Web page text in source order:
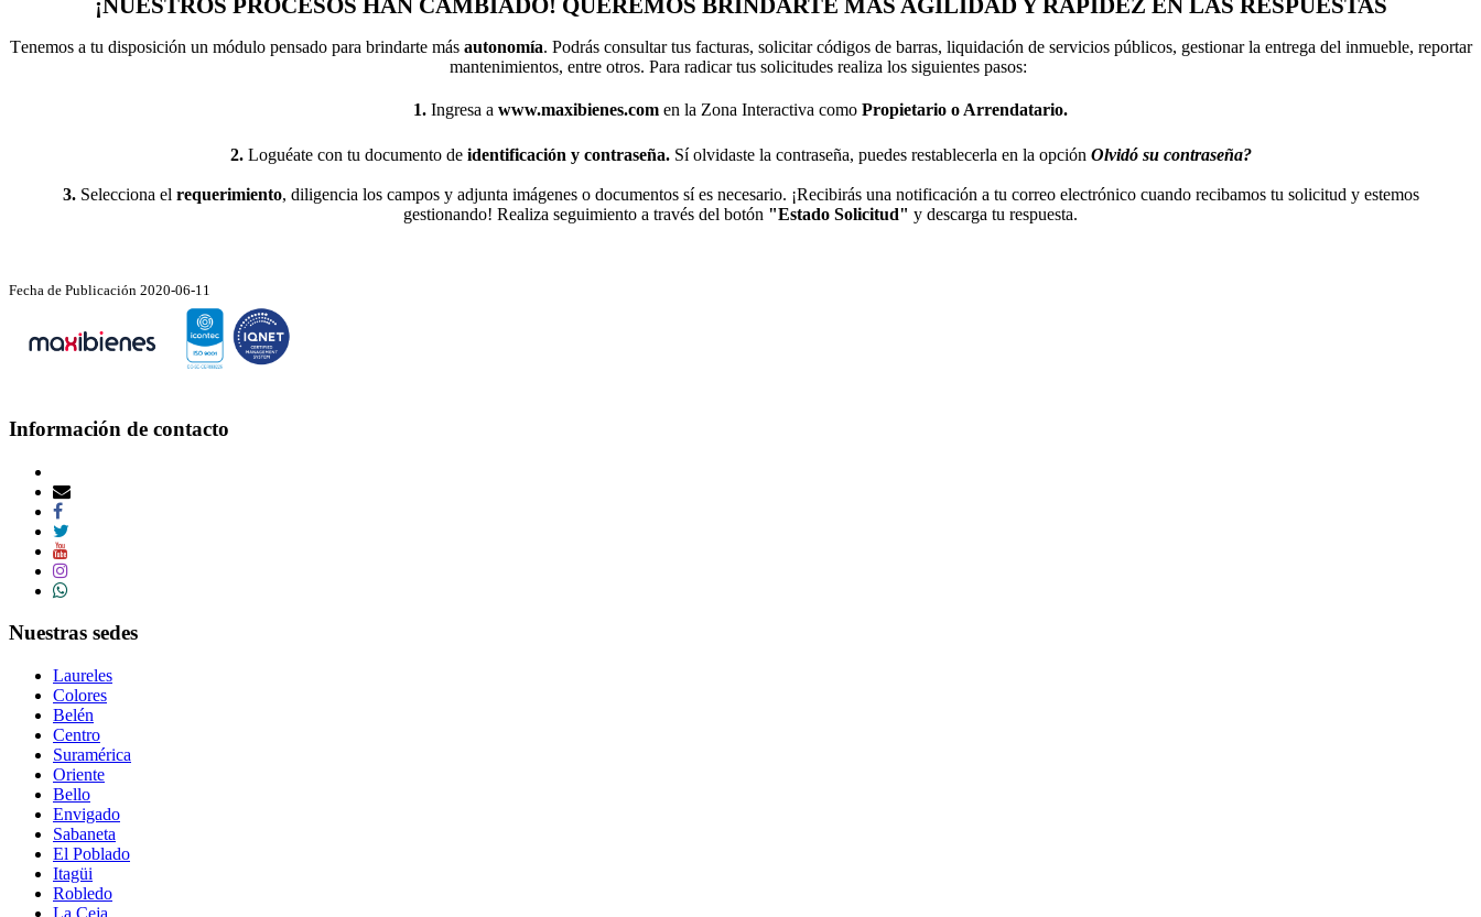
¡NUESTROS PROCESOS HAN CAMBIADO! QUEREMOS BRINDARTE MÁS AGILIDAD Y RAPIDEZ EN LAS RESPUESTAS
Tenemos a tu disposición un módulo pensado para brindarte más autonomía. Podrás consultar tus facturas, solicitar códigos de barras, liquidación de servicios públicos, gestionar la entrega del inmueble, reportar
mantenimientos, entre otros. Para radicar tus solicitudes realiza los siguientes pasos:
1. Ingresa a www.maxibienes.com en la Zona Interactiva como Propietario o Arrendatario.
2. Loguéate con tu documento deidentificación y contraseña.Sí olvidaste la contraseña, puedes restablecerla en la opción Olvidó su contraseña?
3.Selecciona el requerimiento, diligencia los campos y adjunta imágenes o documentos sí es necesario. ¡Recibirás una notificación a tu correo electrónico cuando recibamos tu solicitud y estemos
gestionando! Realiza seguimiento a través del botón "Estado Solicitud" y descarga tu respuesta.
Fecha de Publicación 2020-06-11
Información de contacto
Nuestras sedes
Laureles
Colores
Belén
Centro
Suramérica
Oriente
Bello
Envigado
Sabaneta
El Poblado
Itagüi
Robledo